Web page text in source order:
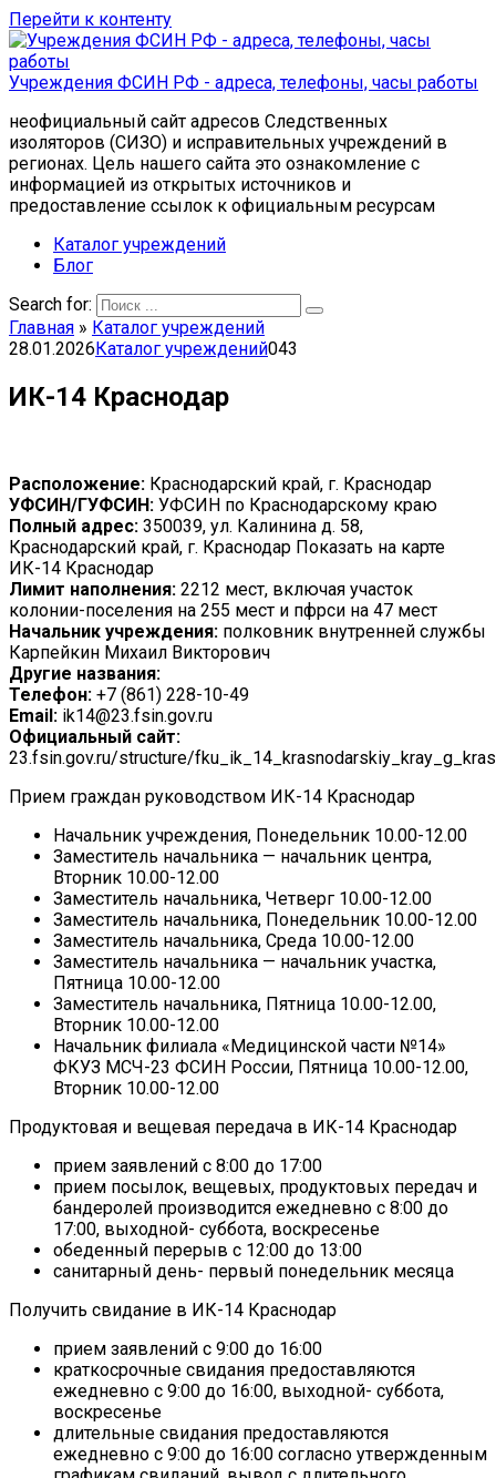
Перейти к контенту
Учреждения ФСИН РФ - адреса, телефоны, часы работы
неофициальный сайт адресов Следственных
изоляторов (СИЗО) и исправительных учреждений в
регионах. Цель нашего сайта это ознакомление с
информацией из открытых источников и
предоставление ссылок к официальным ресурсам
Каталог учреждений
Блог
Search for:
Главная » Каталог учреждений
28.01.2026Каталог учреждений043
ИК-14 Краснодар
Расположение: Краснодарский край, г. Краснодар
УФСИН/ГУФСИН: УФСИН по Краснодарскому краю
Полный адрес: 350039, ул. Калинина д. 58,
Краснодарский край, г. Краснодар Показать на карте
ИК-14 Краснодар
Лимит наполнения: 2212 мест, включая участок
колонии-поселения на 255 мест и пфрси на 47 мест
Начальник учреждения: полковник внутренней службы
Карпейкин Михаил Викторович
Другие названия:
Телефон: +7 (861) 228-10-49
Email: ik14@23.fsin.gov.ru
Официальный сайт:
23.fsin.gov.ru/structure/
Прием граждан руководством ИК-14 Краснодар
Начальник учреждения, Понедельник 10.00-12.00
Заместитель начальника — начальник центра,
Вторник 10.00-12.00
Заместитель начальника, Четверг 10.00-12.00
Заместитель начальника, Понедельник 10.00-12.00
Заместитель начальника, Среда 10.00-12.00
Заместитель начальника — начальник участка,
Пятница 10.00-12.00
Заместитель начальника, Пятница 10.00-12.00,
Вторник 10.00-12.00
Начальник филиала «Медицинской части №14»
ФКУЗ МСЧ-23 ФСИН России, Пятница 10.00-12.00,
Вторник 10.00-12.00
Продуктовая и вещевая передача в ИК-14 Краснодар
прием заявлений с 8:00 до 17:00
прием посылок, вещевых, продуктовых передач и
бандеролей производится ежедневно с 8:00 до
17:00, выходной- суббота, воскресенье
обеденный перерыв с 12:00 до 13:00
санитарный день- первый понедельник месяца
Получить свидание в ИК-14 Краснодар
прием заявлений с 9:00 до 16:00
краткосрочные свидания предоставляются
ежедневно с 9:00 до 16:00, выходной- суббота,
воскресенье
длительные свидания предоставляются
ежедневно с 9:00 до 16:00 согласно утвержденным